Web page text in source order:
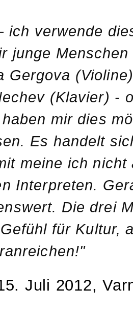
ich verwende
junge
Gergova
(Klavier) -
mir dies
Es handelt
meine ich
Interpreten.
Die drei
für Kultur,
Juli 2012,